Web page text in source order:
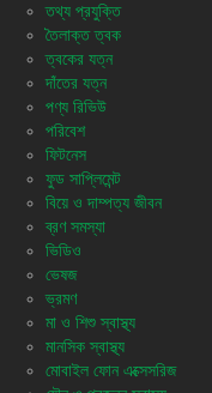
তথ্য প্রযুক্তি
তৈলাক্ত ত্বক
ত্বকের যত্ন
দাঁতের যত্ন
পণ্য রিভিউ
পরিবেশ
ফিটনেস
ফুড সাপ্লিমেন্ট
বিয়ে ও দাম্পত্য জীবন
ব্রণ সমস্যা
ভিডিও
ভেষজ
ভ্রমণ
মা ও শিশু স্বাস্থ্য
মানসিক স্বাস্থ্য
মোবাইল ফোন এক্সেসরিজ